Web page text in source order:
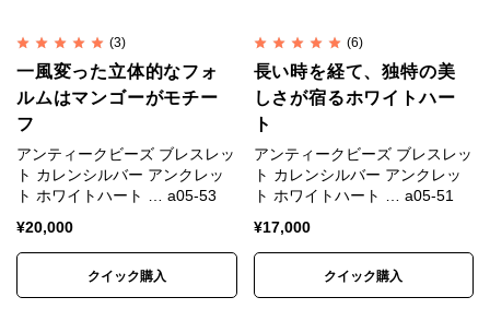
(3)
一風変った立体的なフォ
ルムはマンゴーがモチー
フ
アンティークビーズ ブレスレッ
ト カレンシルバー アンクレッ
ト ホワイトハート … a05-53
¥20,000
クイック購入
(6)
長い時を経て、独特の美
しさが宿るホワイトハー
ト
アンティークビーズ ブレスレッ
ト カレンシルバー アンクレッ
ト ホワイトハート … a05-51
¥17,000
クイック購入